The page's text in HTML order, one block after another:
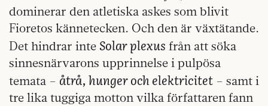
dominerar den atletiska askes som blivit
Fioretos kännetecken. Och den är växtätande.
Det hindrar inte Solar plexus från att söka
sinnesnärvarons upprinnelse i pulpösa
temata – åtrå, hunger och elektricitet – samt i
tre lika tuggiga motton vilka författaren fann